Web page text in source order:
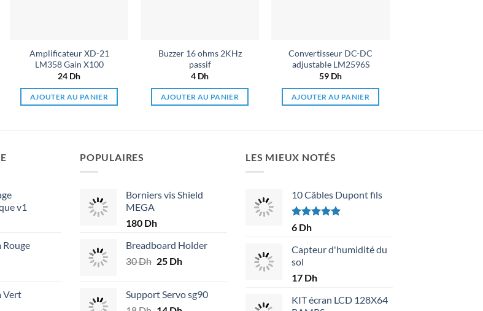
Amplificateur XD-21
LM358 Gain X100
24 Dh
AJOUTER AU PANIER
Buzzer 16 ohms 2KHz
passif
4 Dh
AJOUTER AU PANIER
Convertisseur DC-DC
adjustable LM2596S
59 Dh
AJOUTER AU PANIER
v1
Rouge
Vert
POPULAIRES
Borniers vis Shield
MEGA
180 Dh
Breadboard Holder
30Dh Le
était :
25 DhLe
est :
Support Servo sg90
LES MIEUX NOTÉS
10 Câbles Dupont fils
Note
6 Dh
Capteur d'humidité du
sol
17 Dh
KIT écran LCD 128X64